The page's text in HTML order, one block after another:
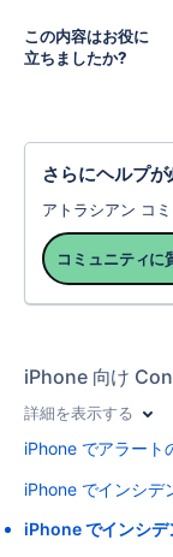
この内容はお役に
立ちましたか?
さらにヘルプ
アトラシアン コ
コミュニティに
iPhone 向け
詳細を表示する
iPhone でアラート
iPhone でインシデ
iPhone でインシデ